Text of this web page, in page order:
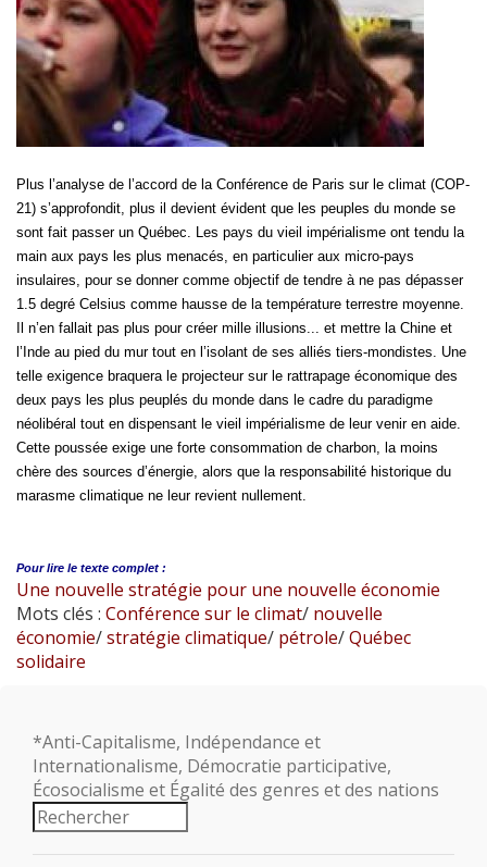
Plus l’analyse de l’accord de la Conférence de Paris sur le climat (COP-
21) s’approfondit, plus il devient évident que les peuples du monde se
sont fait passer un Québec. Les pays du vieil impérialisme ont tendu la
main aux pays les plus menacés, en particulier aux micro-pays
insulaires, pour se donner comme objectif de tendre à ne pas dépasser
1.5 degré Celsius comme hausse de la température terrestre moyenne.
Il n’en fallait pas plus pour créer mille illusions... et mettre la Chine et
l’Inde au pied du mur tout en l’isolant de ses alliés tiers-mondistes. Une
telle exigence braquera le projecteur sur le rattrapage économique des
deux pays les plus peuplés du monde dans le cadre du paradigme
néolibéral tout en dispensant le vieil impérialisme de leur venir en aide.
Cette poussée exige une forte consommation de charbon, la moins
chère des sources d’énergie, alors que la responsabilité historique du
marasme climatique ne leur revient nullement.
Pour lire le texte complet :
Une nouvelle stratégie pour une nouvelle économie
Mots clés : Conférence sur le climat/ nouvelle
économie/stratégie climatique/ pétrole/Québec
solidaire
*Anti-Capitalisme, Indépendance et
Internationalisme, Démocratie participative,
Écosocialisme et Égalité des genres et des nations